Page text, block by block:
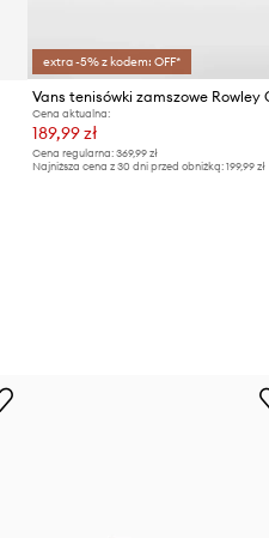
extra -5% z kodem: OFF*
Cena aktualna:
189,99 zł
Cena regularna: 369,99 zł
Najniższa cena z 30 dni przed obniżką: 199,99 zł